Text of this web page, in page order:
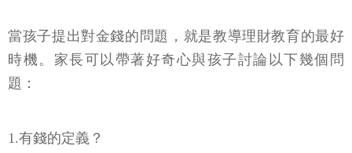
當孩子提出對金錢的問題，就是教導理財教育的最好
時機。家長可以帶著好奇心與孩子討論以下幾個問
題：
1.有錢的定義？